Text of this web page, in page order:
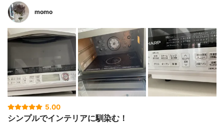
momo
5.00
シンプルでインテリアに馴染む！